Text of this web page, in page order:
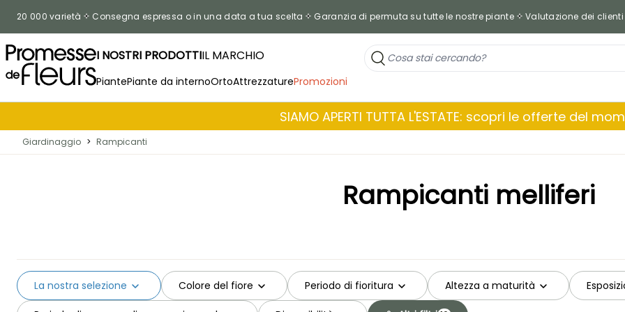
20 000 varietà Consegna espressa o in una data a tua scelta Garanzia di permuta su tutte le nostre piante Valutazione dei
I NOSTRI PRODOTTIIL MARCHIO
PiantePiante da internoOrtoAttrezzaturePromozioni
SIAMO APERTI TUTTA L'ESTATE: scopri le offerte del
Giardinaggio > Rampicanti
Rampicanti melliferi
Colore del fiore Periodo di fioritura Altezza a maturità
La nostra selezione